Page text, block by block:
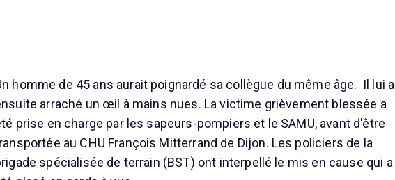
homme de 45 ans aurait poignardé sa collègue du même âge. Il lui a
arraché un œil à mains nues. La victime grièvement blessée a
prise en charge par les sapeurs-pompiers et le SAMU, avant d'être
au CHU François Mitterrand de Dijon. Les policiers de la
spécialisée de terrain (BST) ont interpellé le mis en cause qui a